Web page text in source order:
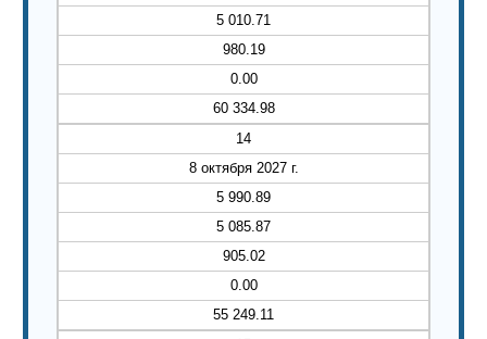
5 010.71
980.19
0.00
60 334.98
14
8 октября 2027 г.
5 990.89
5 085.87
905.02
0.00
55 249.11